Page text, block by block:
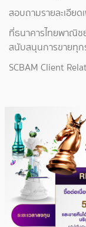
สอบถามรายละเอีย
ที่ธนาคารไทยพาณิช
สนับสนุนการขายทุก
SCBAM Client